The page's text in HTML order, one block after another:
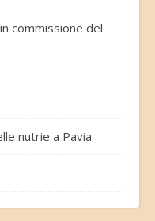
commissione del
nutrie a Pavia